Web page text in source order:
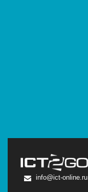
info@ict-online.ru